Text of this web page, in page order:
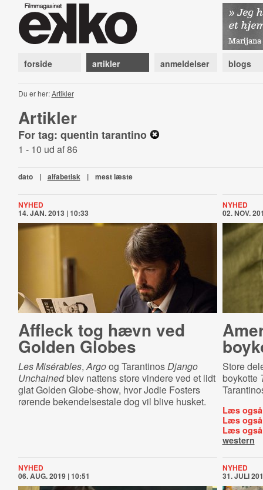
forside artikler anmeldelser blogs
Du er her:Artikler
Artikler
For tag: quentin tarantino
1 - 10 ud af 86
dato | alfabetisk | mest læste
NYHED
14. JAN. 2013 | 10:33
Affleck tog hævn ved
Golden Globes
Les Misérables,Argoog TarantinosDjango
Unchainedblev nattens store vindere ved et lidt
glat Golden Globe-show, hvor Jodie Fosters
rørende bekendelsestale dog vil blive husket.
NYHED
02. NOV.
Store
boykotte
Læs
Læs
Læs
western
NYHED
06. AUG. 2019 | 10:51
NYHED
31. JULI